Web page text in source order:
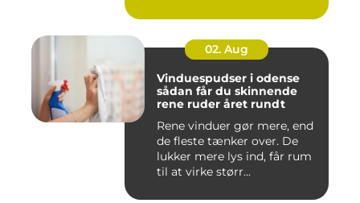
02. Aug
Vinduespudser i odense
sådan får du skinnende
rene ruder året rundt
Rene vinduer gør mere, end
de fleste tænker over. De
lukker mere lys ind, får rum
til at virke størr...